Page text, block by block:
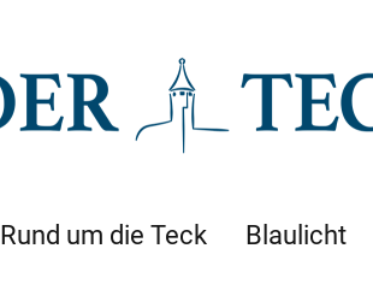
Rund um die Teck Blaulicht